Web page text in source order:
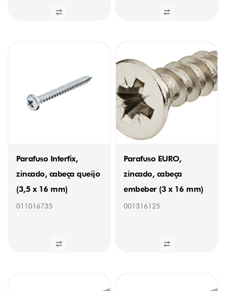
Parafuso Interfix,
zincado, cabeça queijo
(3,5 x 16 mm)
011016735
Parafuso EURO,
zincado, cabeça
embeber (3 x 16 mm)
001316125